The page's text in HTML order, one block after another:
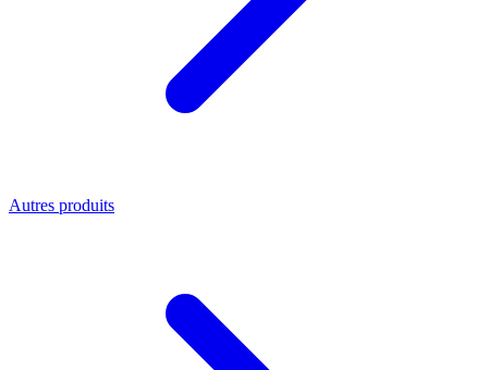
Autres produits